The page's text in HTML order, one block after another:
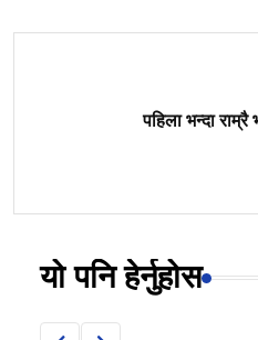
पहिला भन्दा
यो पनि हेर्नुहोस